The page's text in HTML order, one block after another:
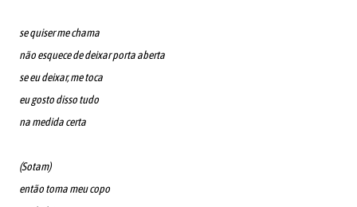
se quiser me chama
não esquece de deixar porta aberta
se eu deixar, me toca
eu gosto disso tudo
na medida certa
(Sotam)
então toma meu copo